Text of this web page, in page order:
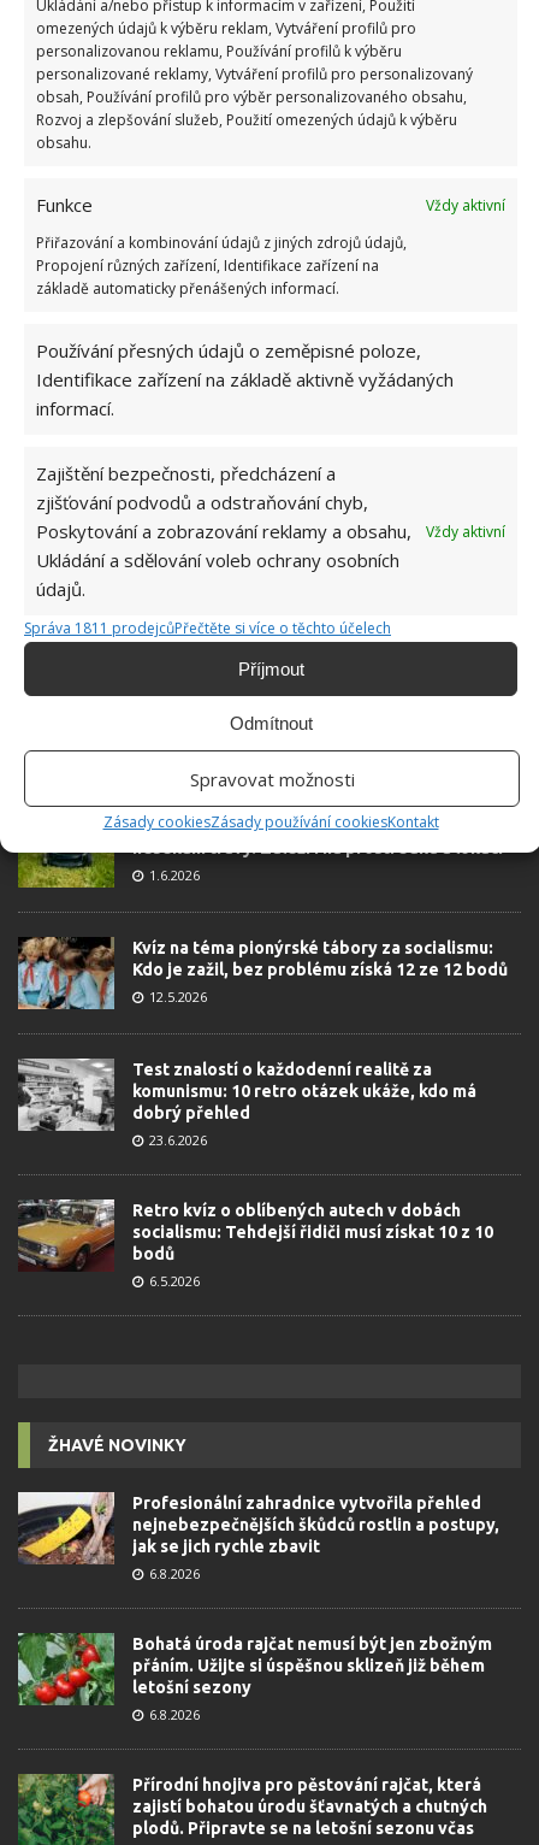
Ukládání a/nebo přístup k informacím v zařízení, Použití
omezených údajů k výběru reklam, Vytváření profilů pro
personalizovanou reklamu, Používání profilů k výběru
personalizované reklamy, Vytváření profilů pro personalizovaný
obsah, Používání profilů pro výběr personalizovaného obsahu,
Rozvoj a zlepšování služeb, Použití omezených údajů k výběru
obsahu.
Funkce
Vždy aktivní
Přiřazování a kombinování údajů z jiných zdrojů údajů,
Propojení různých zařízení, Identifikace zařízení na
základě automaticky přenášených informací.
Používání přesných údajů o zeměpisné poloze,
Identifikace zařízení na základě aktivně vyžádaných
informací.
Zajištění bezpečnosti, předcházení a
zjišťování podvodů a odstraňování chyb,
Poskytování a zobrazování reklamy a obsahu,
Ukládání a sdělování voleb ochrany osobních
údajů.
Vždy aktivní
Správa 1811 prodejcůPřečtěte si více o těchto účelech
Příjmout
Odmítnout
Spravovat možnosti
Zásady cookiesZásady používání cookiesKontakt
FLEKY MATRACE ÚKLID
vhodnou teplotu. Lze tak ochránit i textil a své
zdraví
Obyčejná tableta do myčky je doslova zlatý
poklad. V domácnosti vám ušetří spoustu práce
i mimo myčku
Úklid a dezinfekce domácnosti, kde žije pacient
s onemocněním covid-19
Pokuta až 10 000 Kč hrozí za nesprávné sekání i
nesekání trávy. Záleží i na prostředku a lokaci
1.6.2026
Kvíz na téma pionýrské tábory za socialismu:
Kdo je zažil, bez problému získá 12 ze 12 bodů
12.5.2026
Test znalostí o každodenní realitě za
komunismu: 10 retro otázek ukáže, kdo má
dobrý přehled
23.6.2026
Retro kvíz o oblíbených autech v dobách
socialismu: Tehdejší řidiči musí získat 10 z 10
bodů
6.5.2026
ŽHAVÉ NOVINKY
Profesionální zahradnice vytvořila přehled
nejnebezpečnějších škůdců rostlin a postupy,
jak se jich rychle zbavit
6.8.2026
Bohatá úroda rajčat nemusí být jen zbožným
přáním. Užijte si úspěšnou sklizeň již během
letošní sezony
6.8.2026
Přírodní hnojiva pro pěstování rajčat, která
zajistí bohatou úrodu šťavnatých a chutných
plodů. Připravte se na letošní sezonu včas